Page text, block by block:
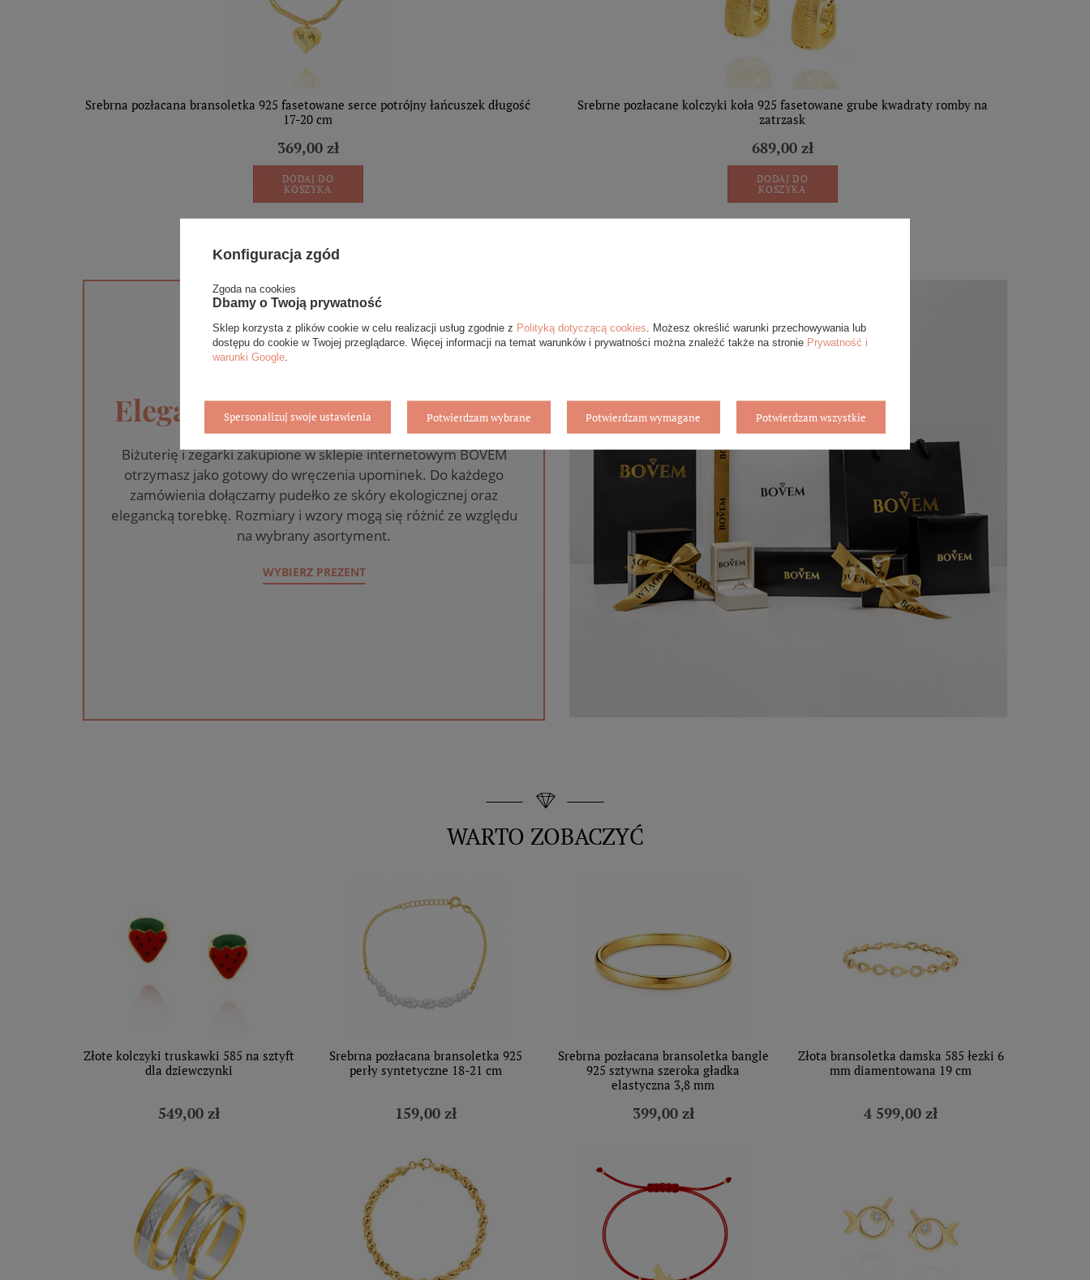
Srebrna pozłacana bransoletka 925 fasetowane serce potrójny łańcuszek długość
17-20 cm
369,00 zł
DODAJ DO
KOSZYKA
Srebrne pozłacane kolczyki koła 925 fasetowane grube kwadraty romby na
zatrzask
689,00 zł
DODAJ DO
KOSZYKA
Eleganckie opakowanie gratis
Biżuterię i zegarki zakupione w sklepie internetowym BOVEM
otrzymasz jako gotowy do wręczenia upominek. Do każdego
zamówienia dołączamy pudełko ze skóry ekologicznej oraz
elegancką torebkę. Rozmiary i wzory mogą się różnić ze względu
na wybrany asortyment.
WYBIERZ PREZENT
WARTO ZOBACZYĆ
Złote kolczyki truskawki 585 na sztyft
dla dziewczynki
549,00 zł
Srebrna pozłacana bransoletka 925
perły syntetyczne 18-21 cm
159,00 zł
Srebrna pozłacana bransoletka bangle
925 sztywna szeroka gładka
elastyczna 3,8 mm
399,00 zł
Złota bransoletka damska 585 łezki 6
mm diamentowana 19 cm
4 599,00 zł
Konfiguracja zgód
Zgoda na cookies
Dbamy o Twoją prywatność
Sklep korzysta z plików cookie w celu realizacji usług zgodnie z Polityką dotyczącą cookies . Możesz określić warunki przechowywania lub
dostępu do cookie w Twojej przeglądarce. Więcej informacji na temat warunków i prywatności można znaleźć także na stronie Prywatność i
warunki Google
Spersonalizuj swoje ustawienia Potwierdzam wybrane Potwierdzam wymagane Potwierdzam wszystkie